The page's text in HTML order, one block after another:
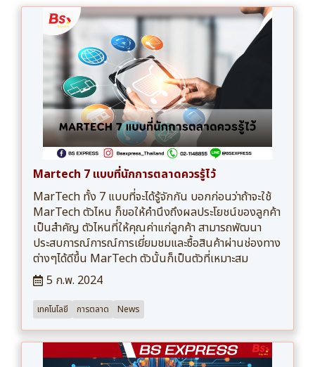
Martech 7 แบบที่นักการตลาดควรรู้ไว้
MarTech ทั้ง 7 แบบที่จะได้รู้จักกัน บอกก่อนว่าถ้าจะใช้
MarTech ตัวไหน ก็ขอให้คำนึงถึงผลประโยชน์ของลูกค้า
เป็นสำคัญ ตัวไหนที่ให้คุณค่าแก่ลูกค้า สามารถพัฒนา
ประสบการณ์การณ์การเยี่ยมชมและซื้อสินค้าผ่านช่องทาง
ต่างๆได้ดีขึ้น MarTech ตัวนั้นก็เป็นตัวที่เหมาะสม
5 ก.พ. 2024
เทคโนโลยี การตลาด News